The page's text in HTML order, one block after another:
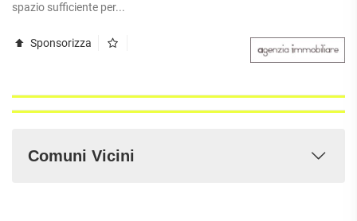
spazio sufficiente per...
Sponsorizza
Comuni Vicini